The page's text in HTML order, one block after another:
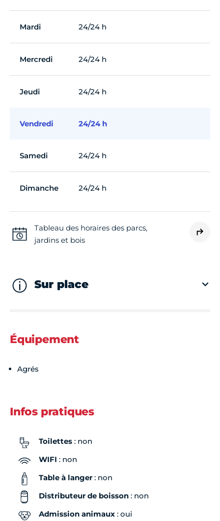
Mardi 24/24 h
Mercredi 24/24 h
Jeudi 24/24 h
Vendredi 24/24 h
Samedi 24/24 h
Dimanche 24/24 h
Tableau des horaires des parcs,
jardins et bois
Sur place
Équipement
Agrés
Infos pratiques
Toilettes : non
WIFI : non
Table à langer: non
Distributeur de boisson : non
Admission animaux : oui